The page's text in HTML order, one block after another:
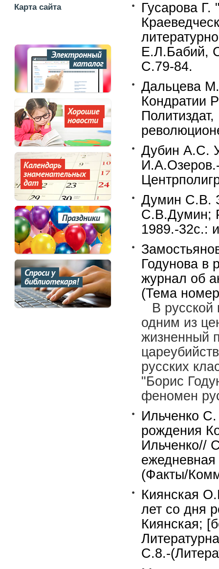
Карта сайта
Гусарова
Е.Л.Бабий,
С.79-84.
Дальцева
Кондратии
Дубин А.С.
Думин С.В.
С.В.Думин;
1989.-32с.:
Годунова в
журнал об
(Тема
В русской
одним из
жизненный
русских
"Борис
феномен
Ильченко
рождения
Ильченко//
(Факты/
Киянская
лет со дня
Киянская;
С.8.-